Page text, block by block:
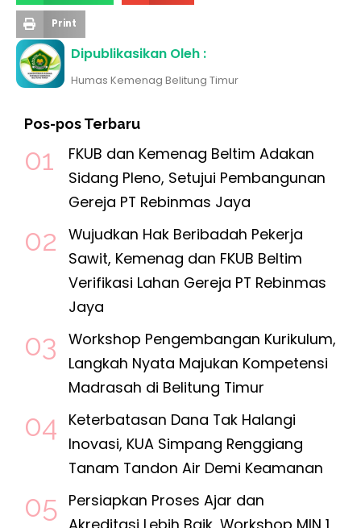
Print
Dipublikasikan Oleh :
Humas Kemenag Belitung Timur
Pos-pos Terbaru
FKUB dan Kemenag Beltim Adakan
Sidang Pleno, Setujui Pembangunan
Gereja PT Rebinmas Jaya
Wujudkan Hak Beribadah Pekerja
Sawit, Kemenag dan FKUB Beltim
Verifikasi Lahan Gereja PT Rebinmas
Jaya
Workshop Pengembangan Kurikulum,
Langkah Nyata Majukan Kompetensi
Madrasah di Belitung Timur
Keterbatasan Dana Tak Halangi
Inovasi, KUA Simpang Renggiang
Tanam Tandon Air Demi Keamanan
Persiapkan Proses Ajar dan